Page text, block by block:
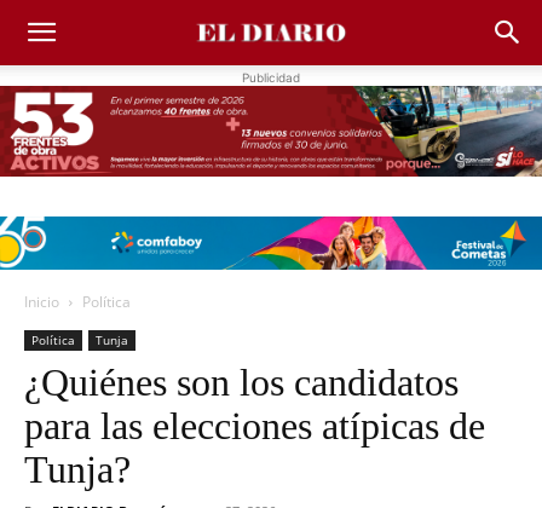
Publicidad
Inicio Política
Política Tunja
¿Quiénes son los candidatos
para las elecciones atípicas de
Tunja?